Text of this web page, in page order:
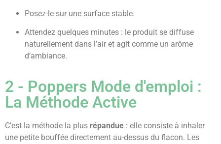
Posez-le sur une surface stable.
Attendez quelques minutes : le produit se diffuse
naturellement dans l’air et agit comme un arôme
d’ambiance.
2 - Poppers Mode d'emploi :
La Méthode Active
C’est la méthode la plus répandue : elle consiste à inhaler
une petite bouffée directement au-dessus du flacon. Les